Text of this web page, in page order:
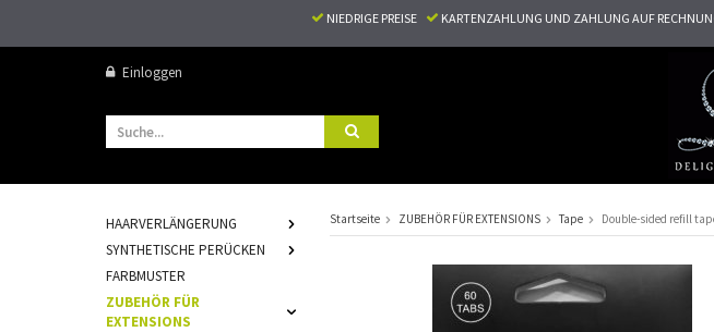
NIEDRIGE PREISE KARTENZAHLUNG UND ZAHLUNG AUF
Einloggen
HAARVERLÄNGERUNG
SYNTHETISCHE PERÜCKEN
FARBMUSTER
ZUBEHÖR FÜR
EXTENSIONS
Startseite ZUBEHÖR FÜR EXTENSIONS Tape Double-sided refill